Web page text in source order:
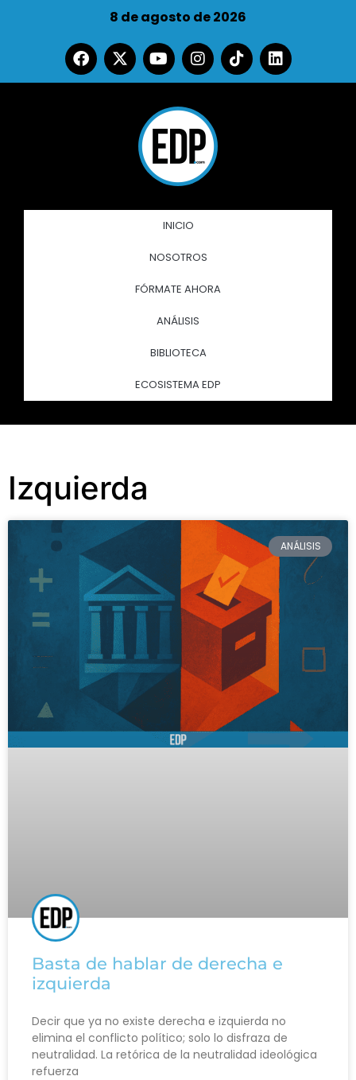
8 de agosto de 2026
INICIO
NOSOTROS
FÓRMATE AHORA
ANÁLISIS
BIBLIOTECA
ECOSISTEMA EDP
Izquierda
ANÁLISIS
Basta de hablar de derecha e
izquierda
Decir que ya no existe derecha e izquierda no
elimina el conflicto político; solo lo disfraza de
neutralidad. La retórica de la neutralidad ideológica
refuerza